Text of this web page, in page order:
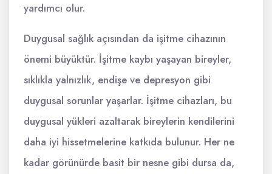
yardımcı olur.
Duygusal sağlık açısından da işitme cihazının
önemi büyüktür. İşitme kaybı yaşayan bireyler,
sıklıkla yalnızlık, endişe ve depresyon gibi
duygusal sorunlar yaşarlar. İşitme cihazları, bu
duygusal yükleri azaltarak bireylerin kendilerini
daha iyi hissetmelerine katkıda bulunur. Her ne
kadar görünürde basit bir nesne gibi dursa da,